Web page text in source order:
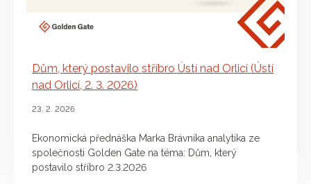
Dům, který postavilo stříbro Ústí nad Orlicí (Ústí
nad Orlicí, 2. 3. 2026)
23. 2. 2026
Ekonomická přednáška Marka Brávníka analytika ze
společnosti Golden Gate na téma: Dům, který
postavilo stříbro 2.3.2026